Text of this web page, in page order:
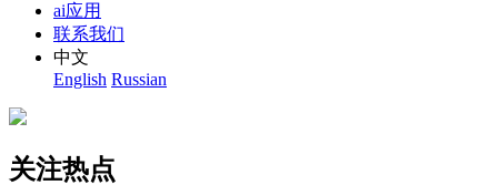
ai应用
联系我们
中文
English Russian
关注热点